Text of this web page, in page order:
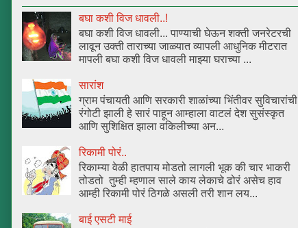
बघा कशी विज धावली..!
बघा कशी विज धावली... पाण्याची घेऊन शक्ती जनरेटरची
लावून उक्ती ताराच्या जाळ्यात व्यापली आधुनिक मीटरात
मापली बघा कशी विज धावली माझ्या घराच्या ...
सारांश
ग्राम पंचायती आणि सरकारी शाळांच्या भिंतीवर सुविचारांची
रंगोटी झाली हे सारं पाहून आम्हाला वाटलं देश सुसंस्कृत
आणि सुशिक्षित झाला वकिलीच्या अन...
रिकामी पोरं..
रिकाम्या वेळी हातपाय मोडतो लागली भूक की चार भाकरी
तोडतो तुम्ही म्हणाल साले काय लेकाचे ढोरं असेच हाव
आम्ही रिकामी पोरं ठिगळे असली तरी शान लय...
बाई एसटी माई